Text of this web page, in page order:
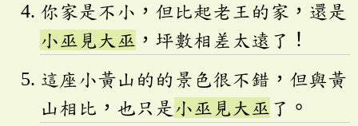
你家是不小，但比起老王的家，還是
小巫見大巫 ，坪數相差太遠了！
這座小黃山的的景色很不錯，但與黃
山相比，也只是 小巫見大巫 了。